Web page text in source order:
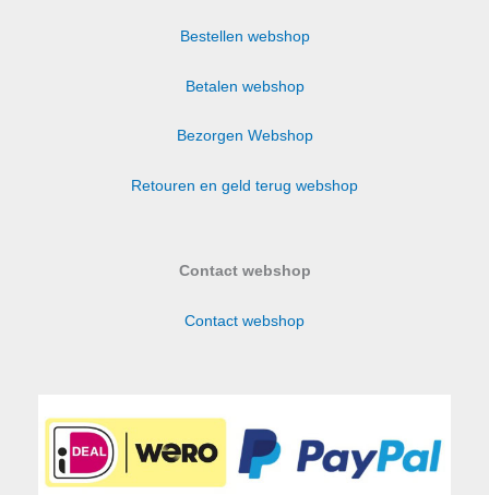
worden
Bestellen webshop
Betalen webshop
Bezorgen Webshop
Retouren en geld terug webshop
Contact webshop
Contact webshop